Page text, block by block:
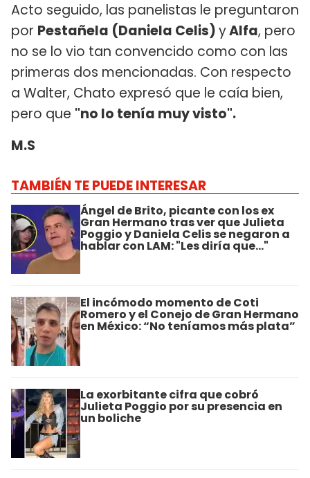
Acto seguido, las panelistas le preguntaron
por Pestañela (Daniela Celis)yAlfa, pero
no se lo vio tan convencido como con las
primeras dos mencionadas. Con respecto
a Walter, Chato expresó que le caía bien,
pero que "no lo tenía muy visto".
M.S
TAMBIÉN TE PUEDE INTERESAR
Ángel de Brito, picante con los ex
Gran Hermano tras ver que Julieta
Poggio y Daniela Celis se negaron a
hablar con LAM: "Les diría que..."
El incómodo momento de Coti
Romero y el Conejo de Gran Hermano
en México: “No teníamos más plata”
La exorbitante cifra que cobró
Julieta Poggio por su presencia en
un boliche